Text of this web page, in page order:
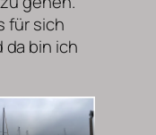
für sich
bin ich